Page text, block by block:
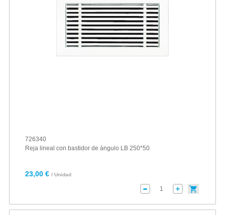
726340
Reja lineal con bastidor de ángulo LB 250*50
23,00 € / Unidad